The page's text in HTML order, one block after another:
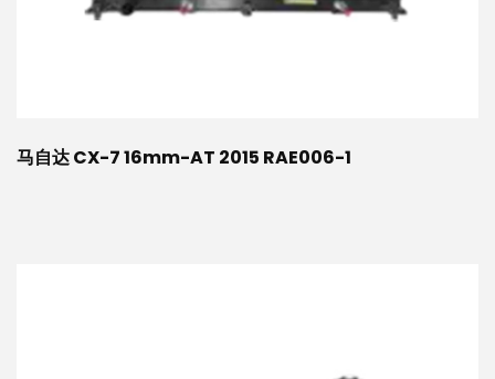
马自达 CX-7 16mm-AT 2015 RAE006-1